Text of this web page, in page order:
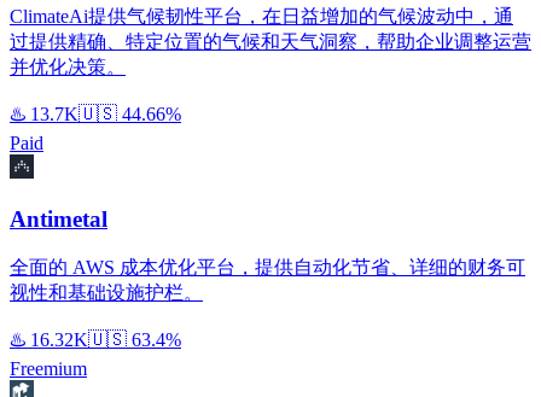
ClimateAi提供气候韧性平台，在日益增加的气候波动中，通
过提供精确、特定位置的气候和天气洞察，帮助企业调整运营
并优化决策。
♨️ 13.7K🇺🇸 44.66%
Paid
Antimetal
全面的 AWS 成本优化平台，提供自动化节省、详细的财务可
视性和基础设施护栏。
♨️ 16.32K🇺🇸 63.4%
Freemium